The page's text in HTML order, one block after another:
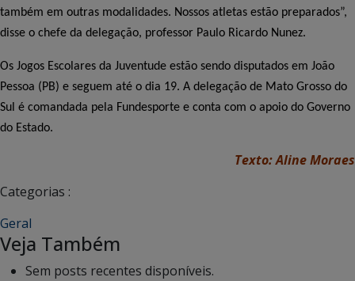
também em outras modalidades. Nossos atletas estão preparados”,
disse o chefe da delegação, professor Paulo Ricardo Nunez.
Os Jogos Escolares da Juventude estão sendo disputados em João
Pessoa (PB) e seguem até o dia 19. A delegação de Mato Grosso do
Sul é comandada pela Fundesporte e conta com o apoio do Governo
do Estado.
Texto: Aline Moraes
Categorias :
Geral
Veja Também
Sem posts recentes disponíveis.